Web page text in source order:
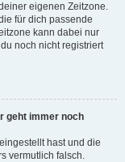
eigenen Zeitzone.
für dich passende
kann dabei nur
noch nicht registriert
geht immer noch
hast und die
vermutlich falsch.